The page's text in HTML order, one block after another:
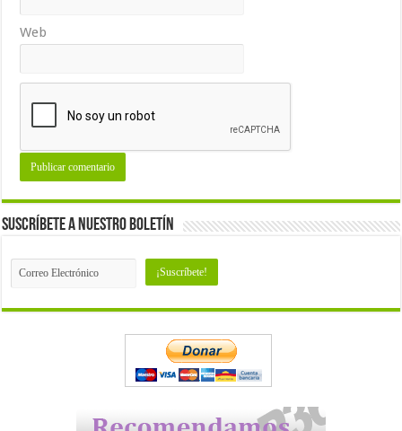
Web
Suscríbete a nuestro Boletín